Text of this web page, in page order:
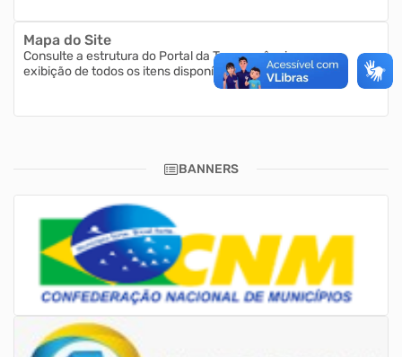
Mapa do Site
Consulte a estrutura do Portal da Transparência com a
exibição de todos os itens disponíveis
BANNERS